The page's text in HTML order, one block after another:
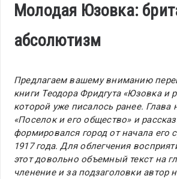
Молодая Юзовка:
абсолютизм
Предлагаем вашему вниманию
книги Теодора Фридгута «Юзовка и
которой уже писалось ранее. Глава
«Поселок и его общество» и
формировался город от начала его
1917 года. Для облегчения
этот довольно объемный текст на
членение и за подзаголовки автор